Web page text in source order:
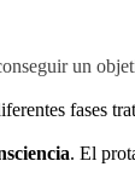
un
fases
. El